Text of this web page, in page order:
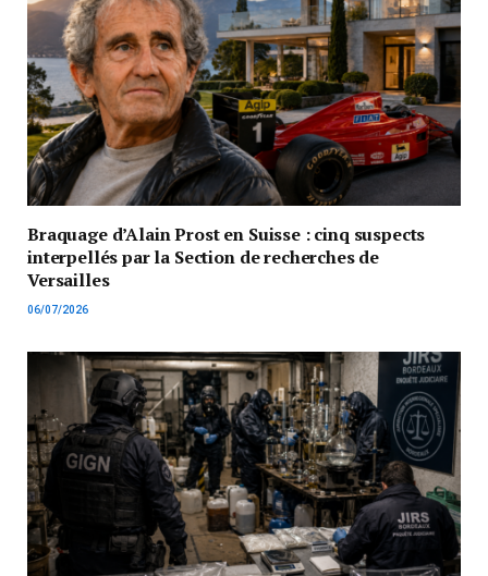
Braquage d’Alain Prost en Suisse : cinq suspects
interpellés par la Section de recherches de
Versailles
06/07/2026